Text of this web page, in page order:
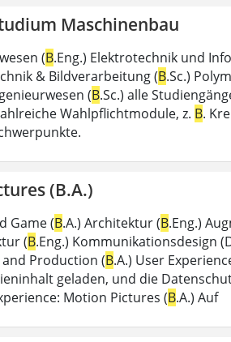
Maschinenbau
(B.Eng.) Elektrotechnik und
& Bildverarbeitung (B.Sc.)
(B.Sc.) alle
Wahlpflichtmodule, z. B.
(B.A.)
Game (B.A.) Architektur (B.Eng.)
(B.Eng.) Kommunikationsdesign
Production (B.A.) User
geladen, und die
Motion Pictures (B.A.) Auf